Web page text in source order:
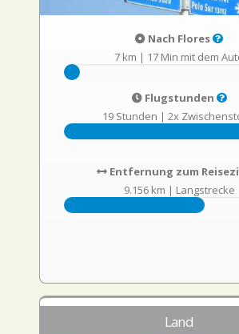
Nach Flores
7 km | 17 Min mit dem
Flugstunden
19 Stunden | 2x
Entfernung zum
9.156 km | Langstrecke
Land